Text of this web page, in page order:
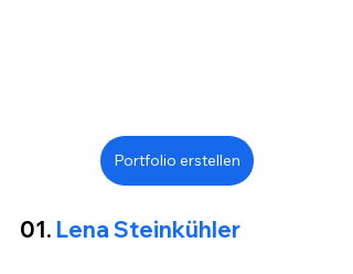
Portfolio erstellen
01. Lena Steinkühler